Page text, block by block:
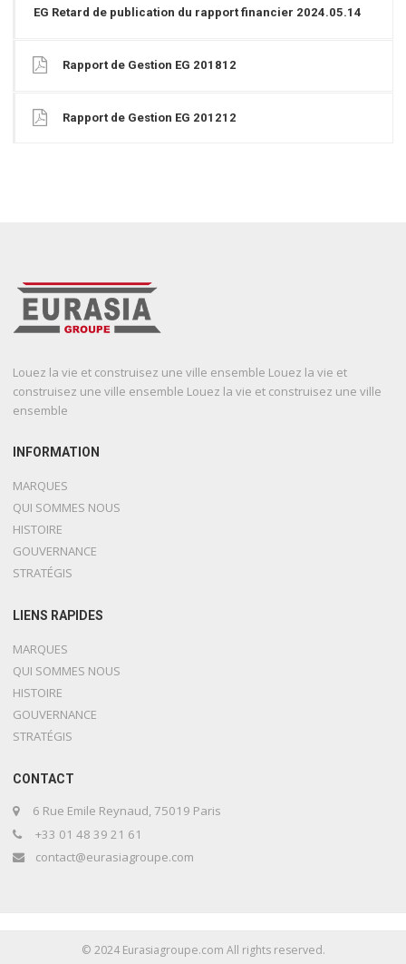
EG Retard de publication du rapport financier 2024.05.14
Rapport de Gestion EG 201812
Rapport de Gestion EG 201212
Louez la vie et construisez une ville ensemble Louez la vie et
construisez une ville ensemble Louez la vie et construisez une ville
ensemble
INFORMATION
MARQUES
QUI SOMMES NOUS
HISTOIRE
GOUVERNANCE
STRATÉGIS
LIENS RAPIDES
MARQUES
QUI SOMMES NOUS
HISTOIRE
GOUVERNANCE
STRATÉGIS
CONTACT
6 Rue Emile Reynaud, 75019 Paris
+33 01 48 39 21 61
contact@eurasiagroupe.com
© 2024 Eurasiagroupe.com All rights reserved.